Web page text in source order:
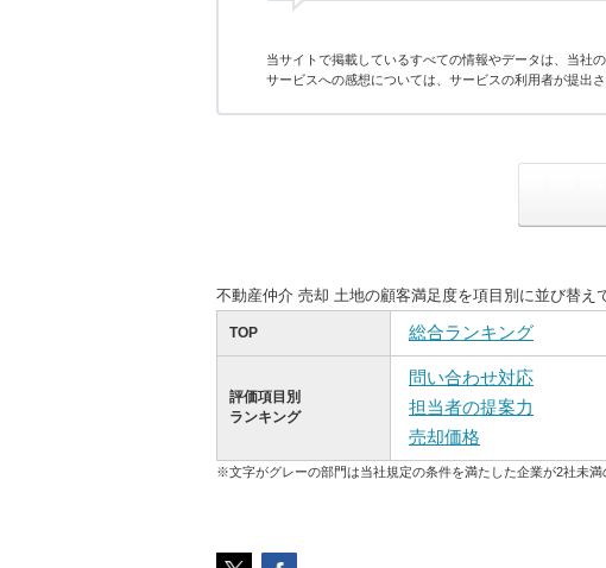
当サイトで掲載しているすべての情報やデータは、当社
サービスへの感想については、サービスの利用者が提出
不動産仲介 売却 土地の顧客満足度を項目別に並び替え
TOP 総合ランキング
評価項目別
ランキング
問い合わせ対応
担当者の提案力
売却価格
※文字がグレーの部門は当社規定の条件を満たした企業が2社未満